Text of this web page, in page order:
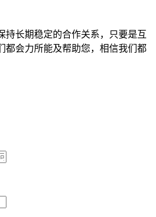
持长期稳定的合作关系，只要是互
都会力所能及帮助您，相信我们都